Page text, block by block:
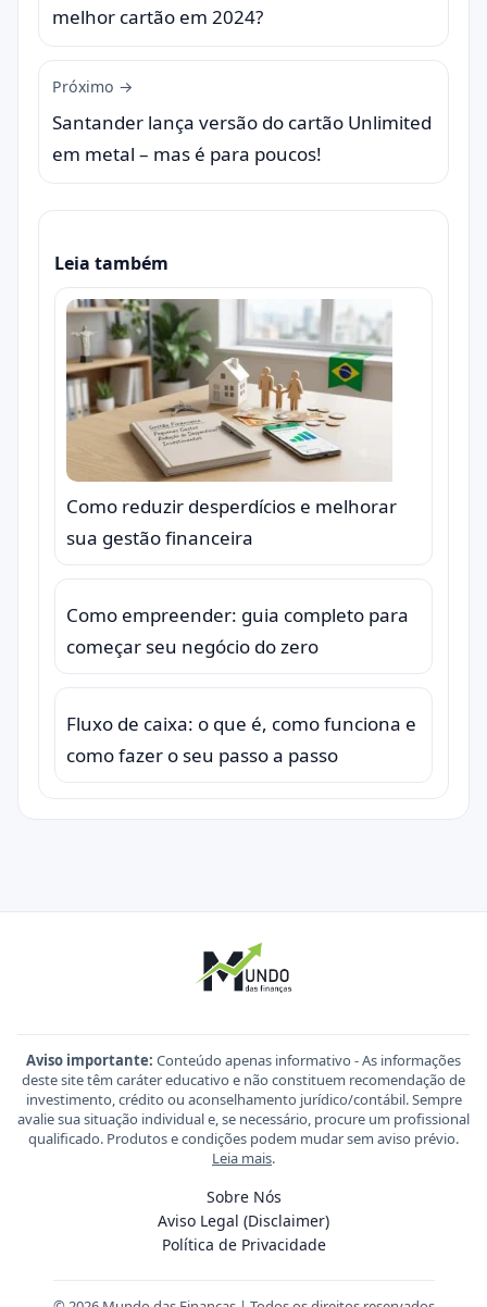
melhor cartão em 2024?
Próximo →
Santander lança versão do cartão Unlimited
em metal – mas é para poucos!
Leia também
Como reduzir desperdícios e melhorar
sua gestão financeira
Como empreender: guia completo para
começar seu negócio do zero
Fluxo de caixa: o que é, como funciona e
como fazer o seu passo a passo
Aviso importante: Conteúdo apenas informativo - As informações
deste site têm caráter educativo e não constituem recomendação de
investimento, crédito ou aconselhamento jurídico/contábil. Sempre
avalie sua situação individual e, se necessário, procure um profissional
qualificado. Produtos e condições podem mudar sem aviso prévio.
Leia mais.
Sobre Nós
Aviso Legal (Disclaimer)
Política de Privacidade